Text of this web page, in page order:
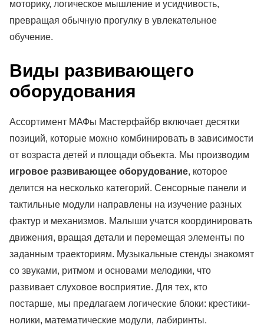
моторику, логическое мышление и усидчивость,
превращая обычную прогулку в увлекательное
обучение.
Виды развивающего
оборудования
Ассортимент МАФы Мастерфайбр включает десятки
позиций, которые можно комбинировать в зависимости
от возраста детей и площади объекта. Мы производим
игровое развивающее оборудование, которое
делится на несколько категорий. Сенсорные панели и
тактильные модули направлены на изучение разных
фактур и механизмов. Малыши учатся координировать
движения, вращая детали и перемещая элементы по
заданным траекториям. Музыкальные стенды знакомят
со звуками, ритмом и основами мелодики, что
развивает слуховое восприятие. Для тех, кто
постарше, мы предлагаем логические блоки: крестики-
нолики, математические модули, лабиринты.